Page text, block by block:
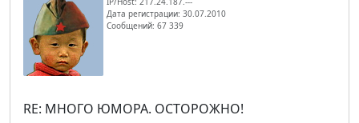
Дата регистрации: 30.07.2010
Сообщений: 67 339
RE: МНОГО ЮМОРА. ОСТОРОЖНО!